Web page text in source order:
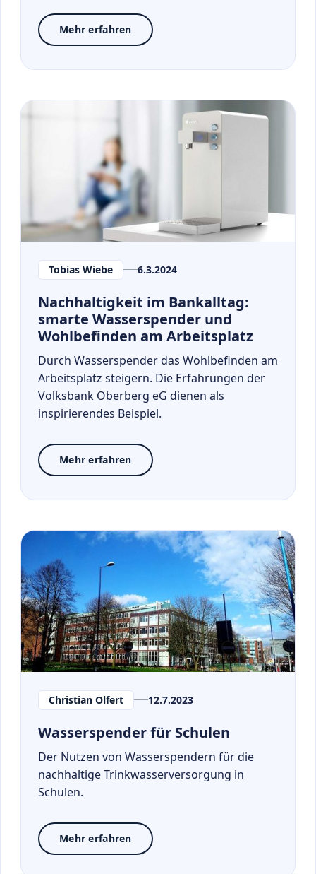
Mehr erfahren
Tobias Wiebe 6.3.2024
Nachhaltigkeit im Bankalltag:
smarte Wasserspender und
Wohlbefinden am Arbeitsplatz
Durch Wasserspender das Wohlbefinden am
Arbeitsplatz steigern. Die Erfahrungen der
Volksbank Oberberg eG dienen als
inspirierendes Beispiel.
Mehr erfahren
Christian Olfert 12.7.2023
Wasserspender für Schulen
Der Nutzen von Wasserspendern für die
nachhaltige Trinkwasserversorgung in
Schulen.
Mehr erfahren